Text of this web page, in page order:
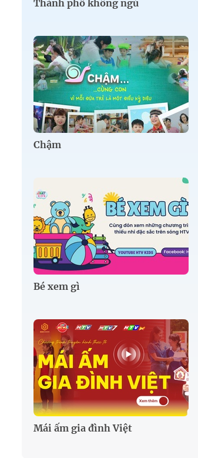
Thành phố không ngủ
Chậm
Bé xem gì
Mái ấm gia đình Việt